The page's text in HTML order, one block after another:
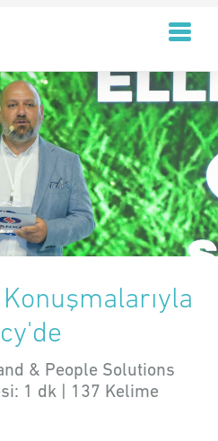
& People Solutions
1 dk 137 Kelime